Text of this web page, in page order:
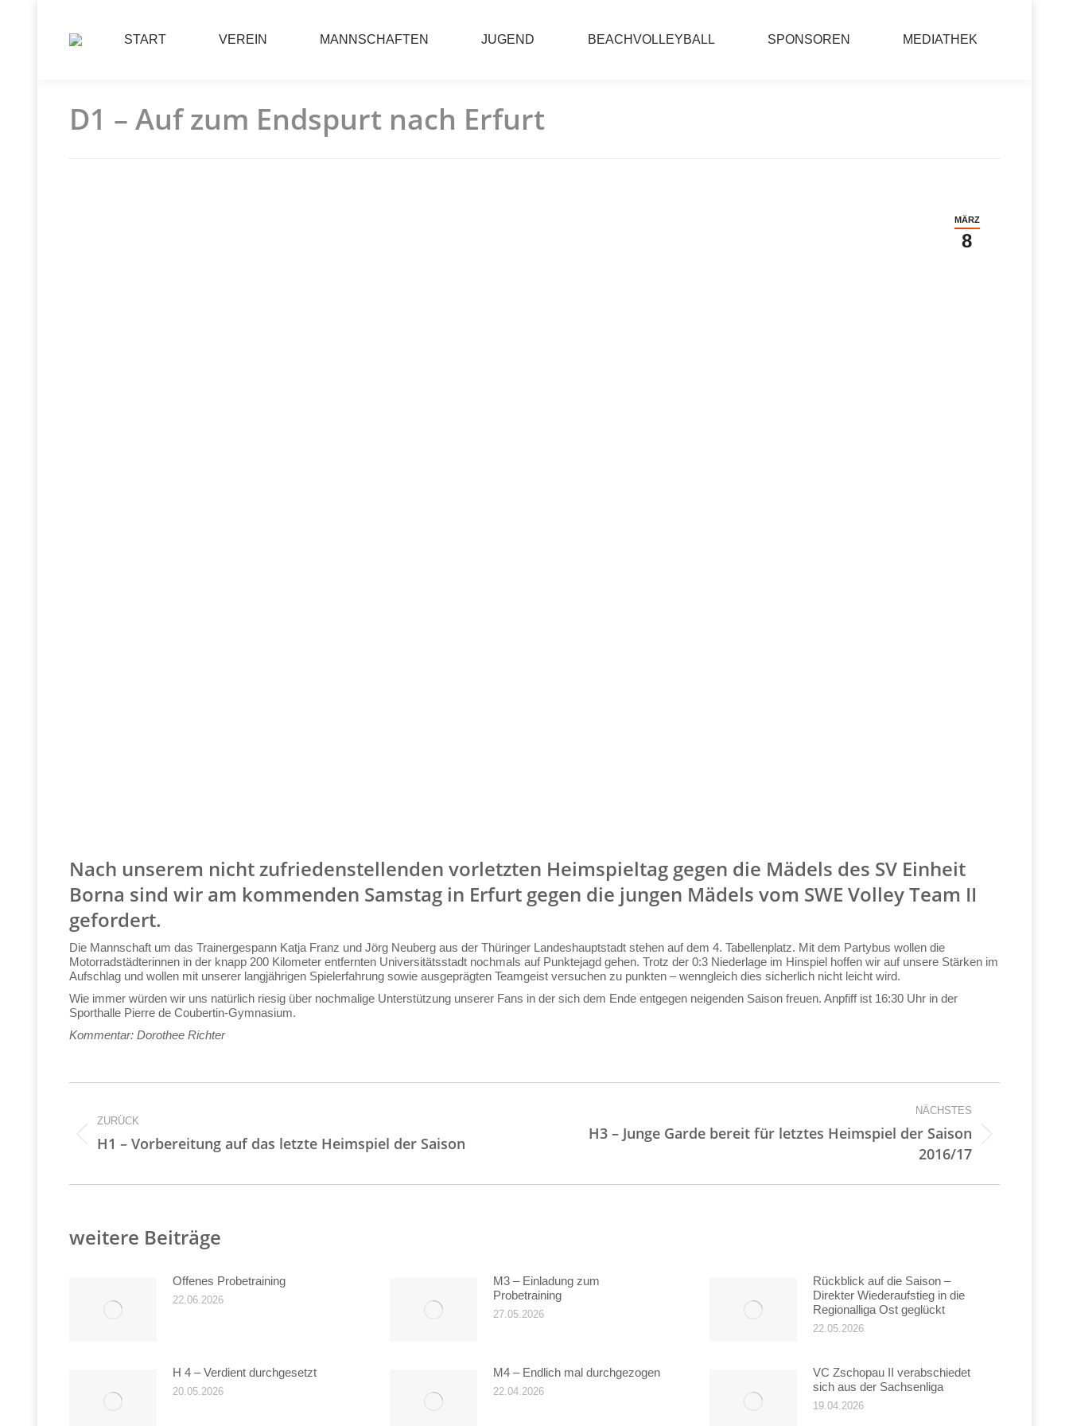
START VEREIN MANNSCHAFTEN JUGEND BEACHVOLLEYBALL SPONSOREN MEDIATHEK
D1 – Auf zum Endspurt nach Erfurt
MÄRZ
8
Nach unserem nicht zufriedenstellenden vorletzten Heimspieltag gegen die Mädels des SV Einheit
Borna sind wir am kommenden Samstag in Erfurt gegen die jungen Mädels vom SWE Volley Team II
gefordert.
Die Mannschaft um das Trainergespann Katja Franz und Jörg Neuberg aus der Thüringer Landeshauptstadt stehen auf dem 4. Tabellenplatz. Mit dem Partybus wollen die
Motorradstädterinnen in der knapp 200 Kilometer entfernten Universitätsstadt nochmals auf Punktejagd gehen. Trotz der 0:3 Niederlage im Hinspiel hoffen wir auf unsere Stärken im
Aufschlag und wollen mit unserer langjährigen Spielerfahrung sowie ausgeprägten Teamgeist versuchen zu punkten – wenngleich dies sicherlich nicht leicht wird.
Wie immer würden wir uns natürlich riesig über nochmalige Unterstützung unserer Fans in der sich dem Ende entgegen neigenden Saison freuen. Anpfiff ist 16:30 Uhr in der
Sporthalle Pierre de Coubertin-Gymnasium.
Kommentar: Dorothee Richter
ZURÜCK
Vorheriger
Beitrag:
H1 – Vorbereitung auf das letzte Heimspiel der Saison
NÄCHSTES
NächsterH3 – Junge Garde bereit für letztes Heimspiel der Saison
2016/17
weitere Beiträge
Offenes Probetraining
22.06.2026
M3 – Einladung zum
Probetraining
27.05.2026
Rückblick auf die Saison –
Direkter Wiederaufstieg in die
Regionalliga Ost geglückt
22.05.2026
H 4 – Verdient durchgesetzt
20.05.2026
M4 – Endlich mal durchgezogen
22.04.2026
VC Zschopau II verabschiedet
sich aus der Sachsenliga
19.04.2026